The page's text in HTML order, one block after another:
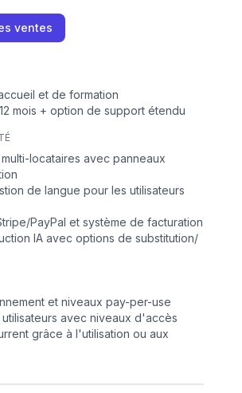
ventes
et de formation
mois + option de support étendu
locataires avec panneaux
de langue pour les utilisateurs
PayPal et système de facturation
IA avec options de substitution/
et niveaux pay-per-use
avec niveaux d'accès
grâce à l'utilisation ou aux